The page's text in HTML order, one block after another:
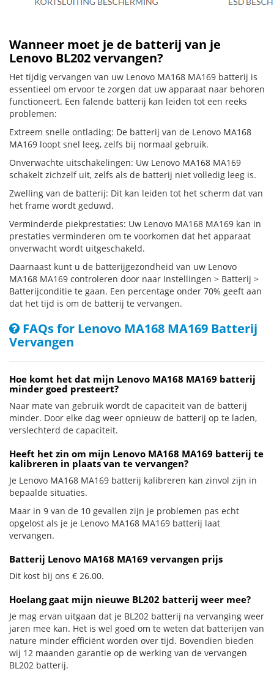
Wanneer moet je de batterij van je
Lenovo BL202 vervangen?
Het tijdig vervangen van uw Lenovo MA168 MA169 batterij is
essentieel om ervoor te zorgen dat uw apparaat naar behoren
functioneert. Een falende batterij kan leiden tot een reeks
problemen:
Extreem snelle ontlading: De batterij van de Lenovo MA168
MA169 loopt snel leeg, zelfs bij normaal gebruik.
Onverwachte uitschakelingen: Uw Lenovo MA168 MA169
schakelt zichzelf uit, zelfs als de batterij niet volledig leeg is.
Zwelling van de batterij: Dit kan leiden tot het scherm dat van
het frame wordt geduwd.
Verminderde piekprestaties: Uw Lenovo MA168 MA169 kan in
prestaties verminderen om te voorkomen dat het apparaat
onverwacht wordt uitgeschakeld.
Daarnaast kunt u de batterijgezondheid van uw Lenovo
MA168 MA169 controleren door naar Instellingen > Batterij >
Batterijconditie te gaan. Een percentage onder 70% geeft aan
dat het tijd is om de batterij te vervangen.
FAQs for Lenovo MA168 MA169 Batterij
Vervangen
Hoe komt het dat mijn Lenovo MA168 MA169 batterij
minder goed presteert?
Naar mate van gebruik wordt de capaciteit van de batterij
minder. Door elke dag weer opnieuw de batterij op te laden,
verslechterd de capaciteit.
Heeft het zin om mijn Lenovo MA168 MA169 batterij te
kalibreren in plaats van te vervangen?
Je Lenovo MA168 MA169 batterij kalibreren kan zinvol zijn in
bepaalde situaties.
Maar in 9 van de 10 gevallen zijn je problemen pas echt
opgelost als je je Lenovo MA168 MA169 batterij laat
vervangen.
Batterij Lenovo MA168 MA169 vervangen prijs
Dit kost bij ons € 26.00.
Hoelang gaat mijn nieuwe BL202 batterij weer mee?
Je mag ervan uitgaan dat je BL202 batterij na vervanging weer
jaren mee kan. Het is wel goed om te weten dat batterijen van
nature minder efficiënt worden over tijd. Bovendien bieden
wij 12 maanden garantie op de werking van de vervangen
BL202 batterij.